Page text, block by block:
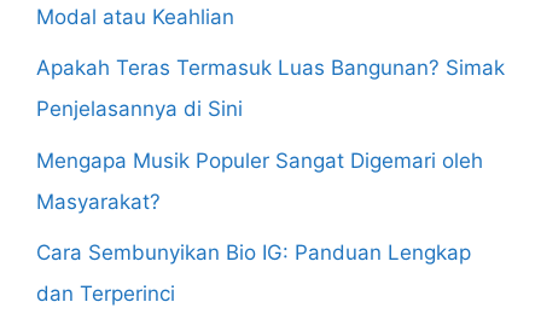
Modal atau Keahlian
Apakah Teras Termasuk Luas Bangunan? Simak
Penjelasannya di Sini
Mengapa Musik Populer Sangat Digemari oleh
Masyarakat?
Cara Sembunyikan Bio IG: Panduan Lengkap
dan Terperinci